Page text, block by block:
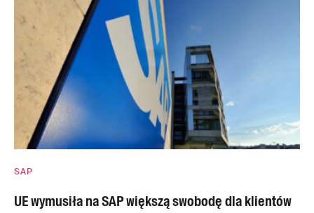
SAP
UE wymusiła na SAP większą swobodę dla klientów